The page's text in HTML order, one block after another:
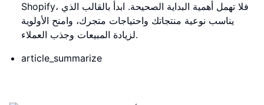
Shopify، فلا تهمل أهمية البداية الصحيحة. ابدأ بالقالب الذي
يناسب نوعية منتجاتك واحتياجات متجرك، وامنح الأولوية
لزيادة المبيعات وجذب العملاء.
article_summarize